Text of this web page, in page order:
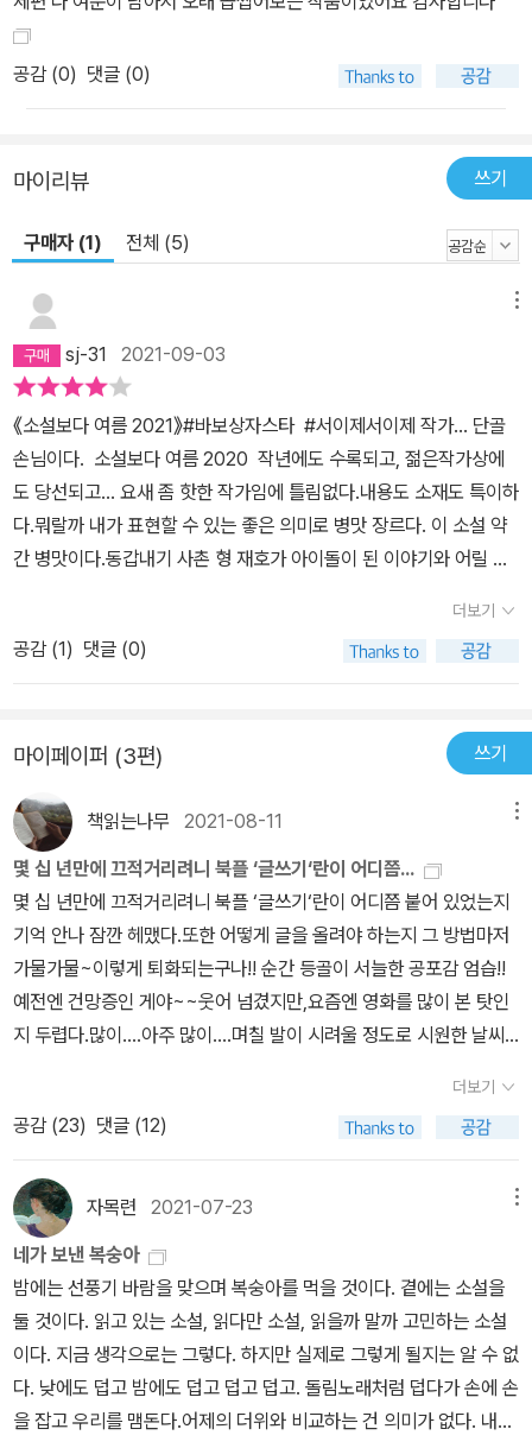
공감 (0) 댓글 (0)
마이리뷰 쓰기
구매자 (1) 전체 (5)
sj-31 2021-09-03
《소설보다 여름 2021》#바보상자스타 #서이제서이제 작가... 단골
손님이다. 소설보다 여름 2020 작년에도 수록되고, 젊은작가상에
도 당선되고... 요새 좀 핫한 작가임에 틀림없다.내용도 소재도 특이하
다.뭐랄까 내가 표현할 수 있는 좋은 의미로 병맛 장르다. 이 소설 약
간 병맛이다.동갑내기 사촌 형 재호가 아이돌이 된 이야기와 어릴 적
리에서 아폴로 11호가 달에 착륙하는 것까지. 그냥 작가가 쓰고 싶은
대로 다 했다.🔖p.12 자고로, 가족이란 멀리 떨어져 지낼 때 더 가까
워지는거라고. 나는 믿고 있었기 때문에 될 수 있는 한 그들과 멀리멀
리 젊을 때 실패하는 게 낫다고 하지만. 그런 말들은 모든 실패한 사
대 #이서수간만의 집중되는 단편이다.요즘의 시대 배경에 참 어렵게
사는 우리 청년을 삶이 나오는 작가의 자전적 소설이다.아빠가 남긴
5천만 원으로 서울에서 방 구해되는 미조와 엄마. 창문을 열면 지나
다니는 사람들 발이 보이는 지하 원룸 밖에는 못 구하는데... 맛집 여
행이나 하며 7년대 싸돌아 치고 돌아다니는 오빠 층조.성인 웹툰을
그리며 스트레스를 받고, 도림천을 걸으면 담배를 피며 하루를 마무
리하는 친한 언니 수영.서로가 예민해질 수밖에 없고, 탈모가 생길 수
립적으로 잘 살고 싶은 사람들이지만, 그게 참 어렵다.이 소설 느낌 좋
다.🔖p.118 서울의 집값은 아버지의 유산을 하찮은 것으로 만들어버
렸다.🔖p.124 인간을 육체적으로 학살하는 것은 시간이지만, 정신적
으로 학살하는 것은 시대야.#쿄코와쿄지 #한정현어렵다. 이 단편은
단편인데 어렵다. 일단 친구 넷, 성정체성, 우리나라의 가부장적인 남
아선호사상, 광주 민주화, 재일한국인과 재한일본인, 오키나와 등등
너무 많은 내용은 50페이지 단편에 담았다. 여운도 길지만, 좀 무겁
고 침울하다.🔖p.173 그것은 작고 투명한 유리잔 같은 여름이었
다 하지만 그런 여름을 사람들은 사랑이라 부르는 듯했다
🔖p.198 사람은 잊고자 하는 일에 보복을 당하기 마련이다.
더보기
공감 (1) 댓글 (0)
마이페이퍼 (3편) 쓰기
책읽는나무 2021-08-11
몇 십 년만에 끄적거리려니 북플 ‘글쓰기‘란이 어디쯤...
몇 십 년만에 끄적거리려니 북플 ‘글쓰기‘란이 어디쯤 붙어 있었는지
기억 안나 잠깐 헤맸다.또한 어떻게 글을 올려야 하는지 그 방법마저
가물가물~이렇게 퇴화되는구나!! 순간 등골이 서늘한 공포감 엄습!!
예전엔 건망증인 게야~~웃어 넘겼지만,요즘엔 영화를 많이 본 탓인
지 두렵다.많이....아주 많이....며칠 발이 시려울 정도로 시원한 날씨
드랑이가 울고 있었다.땀 삐질삐질 흘리면서 오는 길에 단골 커피 상
점에 들러 커피 거름종이랑 아이스 아메리카노 한 잔 테이크 아웃해
서 빨대 빨면서 걸으니 시원하다.보통 길거리 걸어다니면서 커피 잘
안마시는데 너무 더우니까 눈앞에 보이는 것이 없다.시원하게 가벼운
발걸음으로 집에 들어오니 현관앞에 주문했던 책들이 똬악!!!책 읽지
않은 시간들이 엄청 났었는데 요즘 다시 시동 걸린 듯!!글밥이 주는 시
간이....그리고 그 시간속에 잠시 꿈을 꾸는 것 같은 그 느낌도 좋다.아
직도 여전히 소설과 에세이집에서 못벗어나고 있지만,그래도 읽어야
할 소설과 작가들이 줄을 섰다.너무 게으른 독자이기 때문일 것이다.
게으름 피우다 벌써 노안이 와버린 나이가 된 탓에읽기는 더 느려진
다.그래도 잠시나마 꿈 꾸고 싶어 책을 주문하고,도서관행은 계속 한
더보기
공감 (23) 댓글 (12)
자목련 2021-07-23
네가 보낸 복숭아
밤에는 선풍기 바람을 맞으며 복숭아를 먹을 것이다. 곁에는 소설을
둘 것이다. 읽고 있는 소설, 읽다만 소설, 읽을까 말까 고민하는 소설
이다. 지금 생각으로는 그렇다. 하지만 실제로 그렇게 될지는 알 수 없
다. 낮에도 덥고 밤에도 덥고 덥고 덥고. 돌림노래처럼 덥다가 손에 손
을 잡고 우리를 맴돈다.어제의 더위와 비교하는 건 의미가 없다. 내일